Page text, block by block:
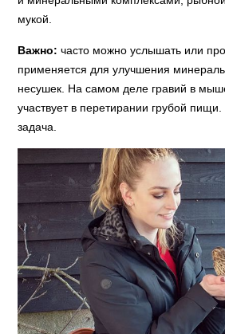
мукой.
Важно: часто можно услышать или
применяется для улучшения
несушек. На самом деле гравий в
участвует в перетирании грубой
задача.